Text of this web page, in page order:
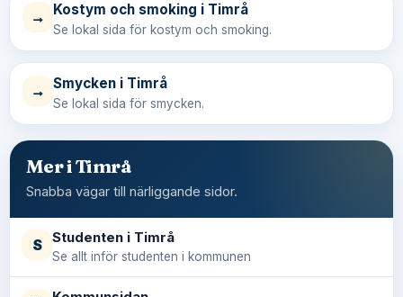
→ Kostym och smoking i Timrå
Se lokal sida för kostym och smoking.
→ Smycken i Timrå
Se lokal sida för smycken.
Mer i Timrå
Snabba vägar till närliggande sidor.
S Studenten i Timrå
Se allt inför studenten i kommunen